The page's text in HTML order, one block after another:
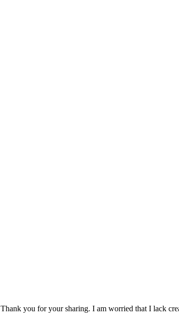
Thank you for your sharing. I am worried that I lack